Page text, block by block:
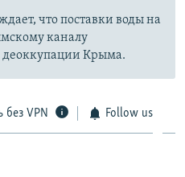
что поставки воды на
каналу
деоккупации Крыма.
без VPN Follow us